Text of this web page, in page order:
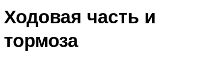
Ходовая часть и
тормоза